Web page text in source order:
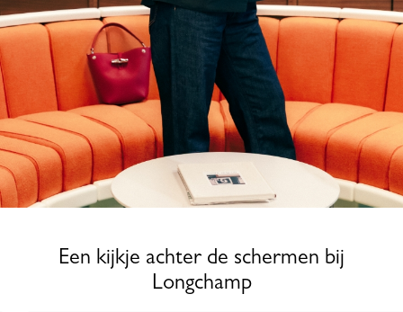
Een kijkje achter de schermen bij
Longchamp